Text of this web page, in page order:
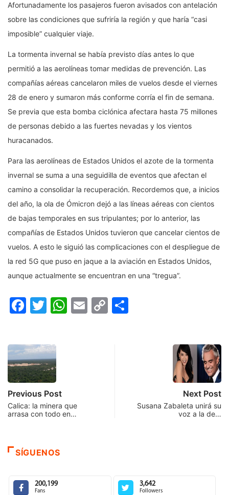
Afortunadamente los pasajeros fueron avisados con antelación
sobre las condiciones que sufriría la región y que haría “casi
imposible” cualquier viaje.
La tormenta invernal se había previsto días antes lo que
permitió a las aerolíneas tomar medidas de prevención. Las
compañías aéreas cancelaron miles de vuelos desde el viernes
28 de enero y sumaron más conforme corría el fin de semana.
Se previa que esta bomba ciclónica afectara hasta 75 millones
de personas debido a las fuertes nevadas y los vientos
huracanados.
Para las aerolíneas de Estados Unidos el azote de la tormenta
invernal se suma a una seguidilla de eventos que afectan el
camino a consolidar la recuperación. Recordemos que, a inicios
del año, la ola de Ómicron dejó a las líneas aéreas con cientos
de bajas temporales en sus tripulantes; por lo anterior, las
compañías de Estados Unidos tuvieron que cancelar cientos de
vuelos. A esto le siguió las complicaciones con el despliegue de
la red 5G que puso en jaque a la aviación en Estados Unidos,
aunque actualmente se encuentran en una “tregua”.
Facebook
Twitter
WhatsApp
Email
Copy
Previous Post
Calica: la minera que
arrasa con todo en…
Next Post
Susana Zabaleta unirá su
voz a la de…
SÍGUENOS
200,199
Fans
3,642
Followers